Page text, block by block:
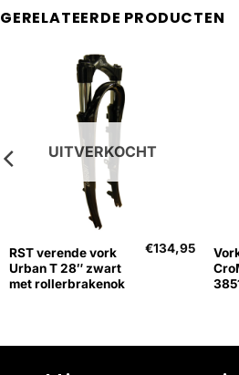
GERELATEERDE PRODUCTEN
UITVERKOCHT
RST verende vork
Urban T 28″ zwart
met rollerbrakenok
€134,95